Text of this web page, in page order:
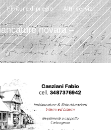
Finiture di pregio Altri servizi
novara –